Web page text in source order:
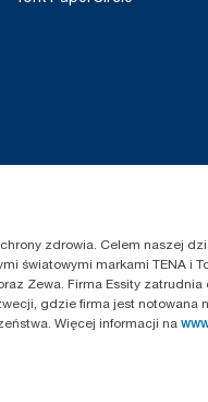
zdrowia. Celem naszej
światowymi markami TENA
Zewa. Firma Essity
gdzie firma jest
Więcej informacji na